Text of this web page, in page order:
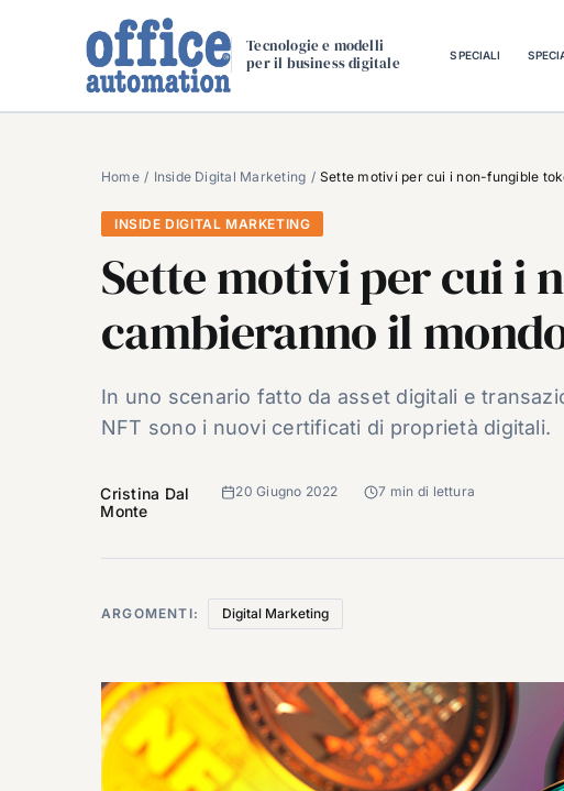
Tecnologie e modelli
per il business digitale
SPECIALI
Home Inside Digital Marketing Sette motivi per cui i non-fungible
INSIDE DIGITAL MARKETING
Sette motivi per cui i
cambieranno il
In uno scenario fatto da asset digitali e
NFT sono i nuovi certificati di proprietà digitali.
Cristina Dal
Monte
20 Giugno 2022 7 min di lettura
ARGOMENTI: Digital Marketing